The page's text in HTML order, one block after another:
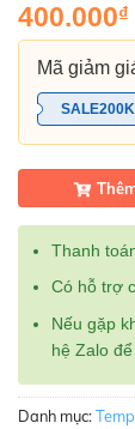
400.000₫
Mã giảm
SALE200K
Thanh
Có hỗ trợ
Nếu gặp
hệ Zalo
Danh mục: